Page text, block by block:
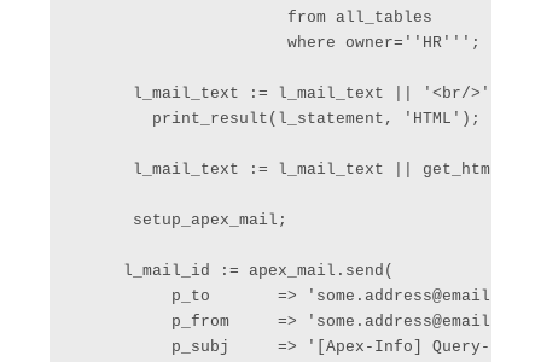
from all_tables
where owner=''HR''';
l_mail_text := l_mail_text || '<br/>'
print_result(l_statement, 'HTML');
l_mail_text := l_mail_text ||
setup_apex_mail;
l_mail_id := apex_mail.send(
p_to       =>
p_from     =>
p_subj     => '[Apex-Info] Query-